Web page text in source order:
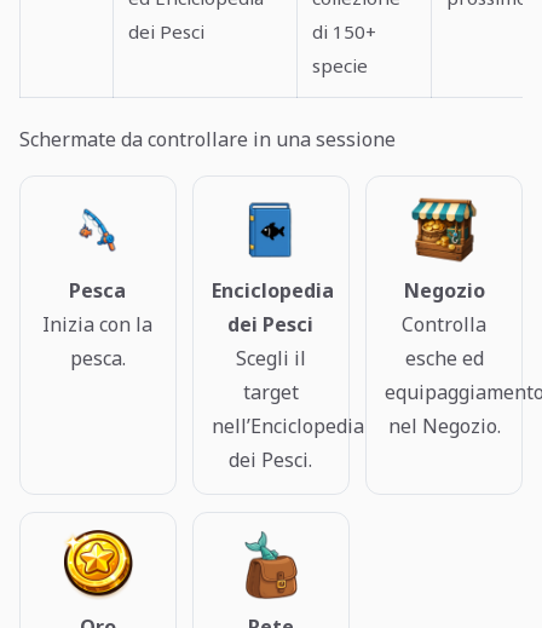
dei Pesci
di 150+
specie
Schermate da controllare in una sessione
Pesca
Inizia con la
pesca.
Enciclopedia
dei Pesci
Scegli il
target
nell’Enciclopedia
dei Pesci.
Negozio
Controlla
esche ed
nel Negozio.